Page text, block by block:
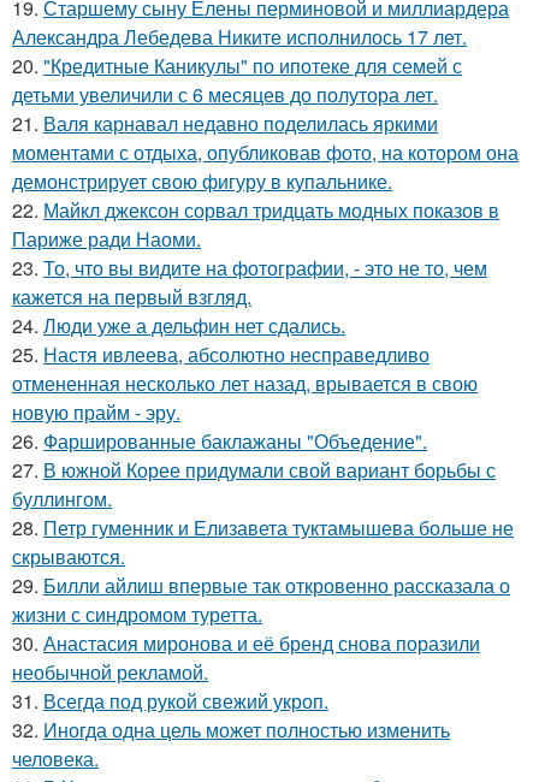
19. Старшему сыну Елены перминовой и миллиардера
Александра Лебедева Никите исполнилось 17 лет.
20. "Кредитные Каникулы" по ипотеке для семей с
детьми увеличили с 6 месяцев до полутора лет.
21. Валя карнавал недавно поделилась яркими
моментами с отдыха, опубликовав фото, на котором она
демонстрирует свою фигуру в купальнике.
22. Майкл джексон сорвал тридцать модных показов в
Париже ради Наоми.
23. То, что вы видите на фотографии, - это не то, чем
кажется на первый взгляд.
24. Люди уже а дельфин нет сдались.
25. Настя ивлеева, абсолютно несправедливо
отмененная несколько лет назад, врывается в свою
новую прайм - эру.
26. Фаршированные баклажаны "Объедение".
27. В южной Корее придумали свой вариант борьбы с
буллингом.
28. Петр гуменник и Елизавета туктамышева больше не
скрываются.
29. Билли айлиш впервые так откровенно рассказала о
жизни с синдромом туретта.
30. Анастасия миронова и её бренд снова поразили
необычной рекламой.
31. Всегда под рукой свежий укроп.
32. Иногда одна цель может полностью изменить
человека.